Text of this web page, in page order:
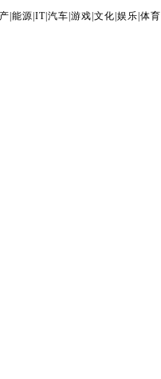
能源 IT| 汽车 游戏 文化 娱乐 体育